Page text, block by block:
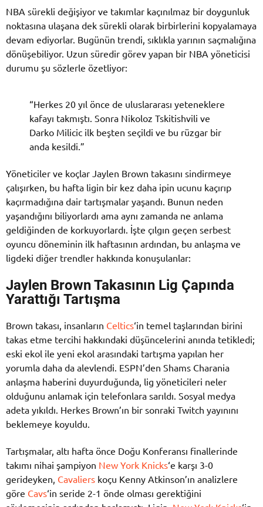
NBA sürekli değişiyor ve takımlar kaçınılmaz bir doygunluk
noktasına ulaşana dek sürekli olarak birbirlerini kopyalamaya
devam ediyorlar. Bugünün trendi, sıklıkla yarının saçmalığına
dönüşebiliyor. Uzun süredir görev yapan bir NBA yöneticisi
durumu şu sözlerle özetliyor:
“Herkes 20 yıl önce de uluslararası yeteneklere
kafayı takmıştı. Sonra Nikoloz Tskitishvili ve
Darko Milicic ilk beşten seçildi ve bu rüzgar bir
anda kesildi.”
Yöneticiler ve koçlar Jaylen Brown takasını sindirmeye
çalışırken, bu hafta ligin bir kez daha ipin ucunu kaçırıp
kaçırmadığına dair tartışmalar yaşandı. Bunun neden
yaşandığını biliyorlardı ama aynı zamanda ne anlama
geldiğinden de korkuyorlardı. İşte çılgın geçen serbest
oyuncu döneminin ilk haftasının ardından, bu anlaşma ve
ligdeki diğer trendler hakkında konuşulanlar:
Jaylen Brown Takasının Lig Çapında
Yarattığı Tartışma
Brown takası, insanların Celtics‘in temel taşlarından birini
takas etme tercihi hakkındaki düşüncelerini anında tetikledi;
eski ekol ile yeni ekol arasındaki tartışma yapılan her
yorumla daha da alevlendi. ESPN’den Shams Charania
anlaşma haberini duyurduğunda, lig yöneticileri neler
olduğunu anlamak için telefonlara sarıldı. Sosyal medya
adeta yıkıldı. Herkes Brown’ın bir sonraki Twitch yayınını
beklemeye koyuldu.
Tartışmalar, altı hafta önce Doğu Konferansı finallerinde
takımı nihai şampiyon New York Knicks‘e karşı 3-0
gerideyken, Cavaliers koçu Kenny Atkinson’ın analizlere
göre Cavs‘in seride 2-1 önde olması gerektiğini